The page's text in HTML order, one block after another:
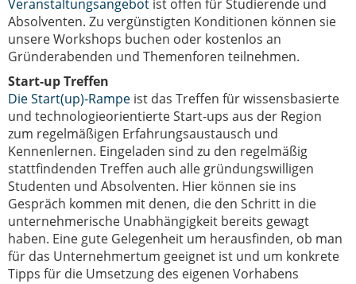
Veranstaltungsangebot ist offen für Studierende und
Absolventen. Zu vergünstigten Konditionen können sie
unsere Workshops buchen oder kostenlos an
Gründerabenden und Themenforen teilnehmen.
Start-up Treffen
Die Start(up)-Rampe ist das Treffen für wissensbasierte
und technologieorientierte Start-ups aus der Region
zum regelmäßigen Erfahrungsaustausch und
Kennenlernen. Eingeladen sind zu den regelmäßig
stattfindenden Treffen auch alle gründungswilligen
Studenten und Absolventen. Hier können sie ins
Gespräch kommen mit denen, die den Schritt in die
unternehmerische Unabhängigkeit bereits gewagt
haben. Eine gute Gelegenheit um herausfinden, ob man
für das Unternehmertum geeignet ist und um konkrete
Tipps für die Umsetzung des eigenen Vorhabens